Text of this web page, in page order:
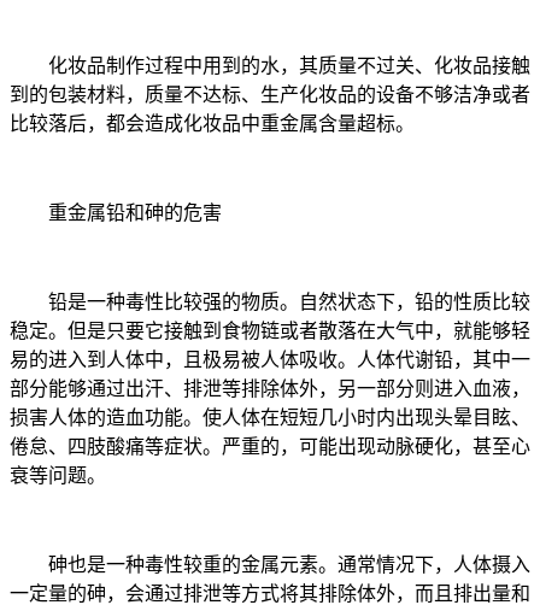
化妆品制作过程中用到的水，其质量不过关、化妆品接触
到的包装材料，质量不达标、生产化妆品的设备不够洁净或者
比较落后，都会造成化妆品中重金属含量超标。
重金属铅和砷的危害
铅是一种毒性比较强的物质。自然状态下，铅的性质比较
稳定。但是只要它接触到食物链或者散落在大气中，就能够轻
易的进入到人体中，且极易被人体吸收。人体代谢铅，其中一
部分能够通过出汗、排泄等排除体外，另一部分则进入血液，
损害人体的造血功能。使人体在短短几小时内出现头晕目眩、
倦怠、四肢酸痛等症状。严重的，可能出现动脉硬化，甚至心
衰等问题。
砷也是一种毒性较重的金属元素。通常情况下，人体摄入
一定量的砷，会通过排泄等方式将其排除体外，而且排出量和